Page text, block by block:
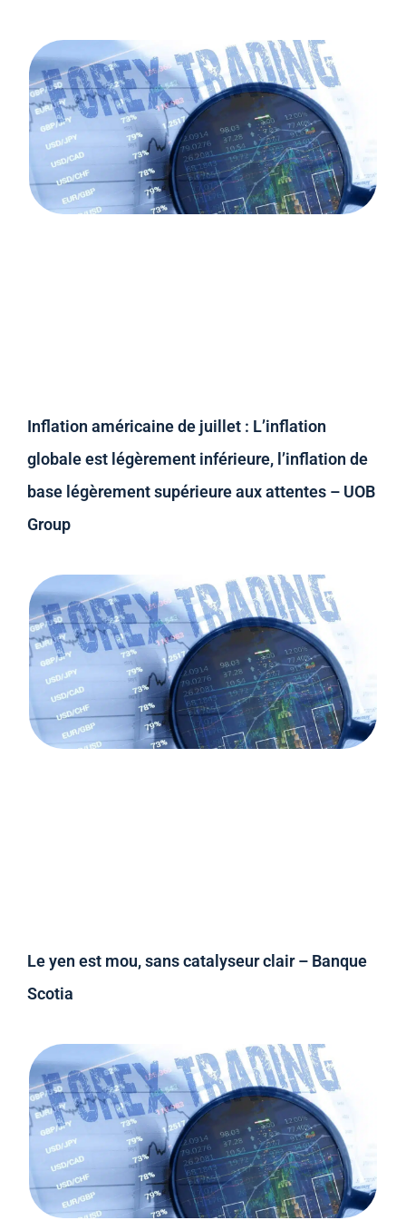
Inflation américaine de juillet : L’inflation
globale est légèrement inférieure, l’inflation de
base légèrement supérieure aux attentes – UOB
Group
Le yen est mou, sans catalyseur clair – Banque
Scotia